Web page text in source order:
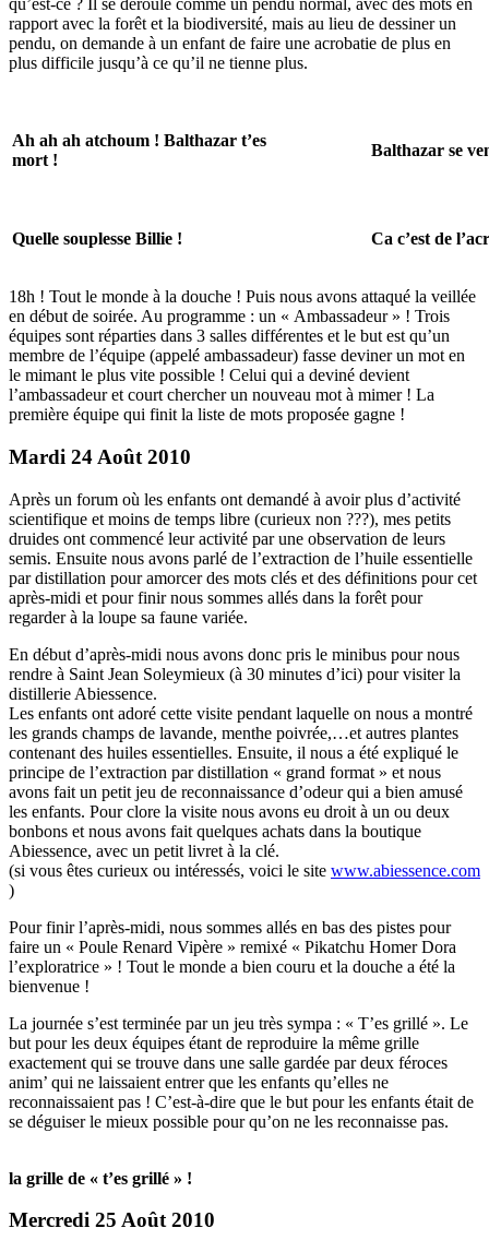
qu’est-ce ? Il se déroule comme un pendu normal, avec des mots en
rapport avec la forêt et la biodiversité, mais au lieu de dessiner un
pendu, on demande à un enfant de faire une acrobatie de plus en
plus difficile jusqu’à ce qu’il ne tienne plus.
Ah ah ah atchoum ! Balthazar t’es
mort !
Balthazar se
Quelle souplesse Billie ! Ca c’est de
18h ! Tout le monde à la douche ! Puis nous avons attaqué la veillée
en début de soirée. Au programme : un « Ambassadeur » ! Trois
équipes sont réparties dans 3 salles différentes et le but est qu’un
membre de l’équipe (appelé ambassadeur) fasse deviner un mot en
le mimant le plus vite possible ! Celui qui a deviné devient
l’ambassadeur et court chercher un nouveau mot à mimer ! La
première équipe qui finit la liste de mots proposée gagne !
Mardi 24 Août 2010
Après un forum où les enfants ont demandé à avoir plus d’activité
scientifique et moins de temps libre (curieux non ???), mes petits
druides ont commencé leur activité par une observation de leurs
semis. Ensuite nous avons parlé de l’extraction de l’huile essentielle
par distillation pour amorcer des mots clés et des définitions pour cet
après-midi et pour finir nous sommes allés dans la forêt pour
regarder à la loupe sa faune variée.
En début d’après-midi nous avons donc pris le minibus pour nous
rendre à Saint Jean Soleymieux (à 30 minutes d’ici) pour visiter la
distillerie Abiessence.
Les enfants ont adoré cette visite pendant laquelle on nous a montré
les grands champs de lavande, menthe poivrée,…et autres plantes
contenant des huiles essentielles. Ensuite, il nous a été expliqué le
principe de l’extraction par distillation « grand format » et nous
avons fait un petit jeu de reconnaissance d’odeur qui a bien amusé
les enfants. Pour clore la visite nous avons eu droit à un ou deux
bonbons et nous avons fait quelques achats dans la boutique
Abiessence, avec un petit livret à la clé.
(si vous êtes curieux ou intéressés, voici le site www.abiessence.com
)
Pour finir l’après-midi, nous sommes allés en bas des pistes pour
faire un « Poule Renard Vipère » remixé « Pikatchu Homer Dora
l’exploratrice » ! Tout le monde a bien couru et la douche a été la
bienvenue !
La journée s’est terminée par un jeu très sympa : « T’es grillé ». Le
but pour les deux équipes étant de reproduire la même grille
exactement qui se trouve dans une salle gardée par deux féroces
anim’ qui ne laissaient entrer que les enfants qu’elles ne
reconnaissaient pas ! C’est-à-dire que le but pour les enfants était de
se déguiser le mieux possible pour qu’on ne les reconnaisse pas.
la grille de « t’es grillé » !
Mercredi 25 Août 2010